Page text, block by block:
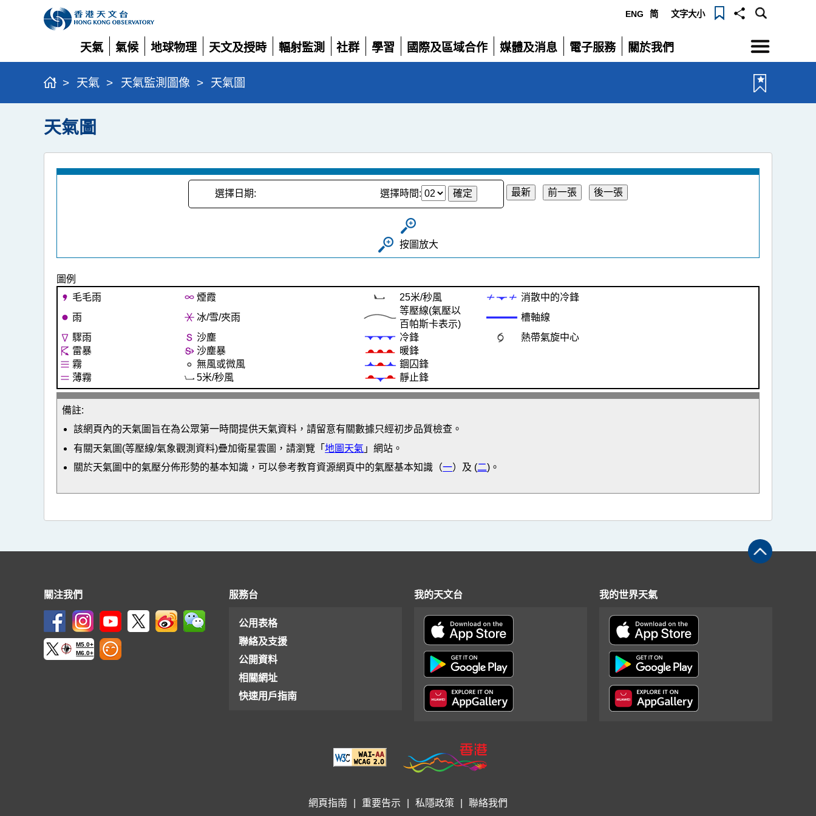
ENG 简 文字大小
天氣
展
開
氣候
展
開
地球物理
展
開
天文及授時
展
開
輻射監測
展
社群
展
學習
展
國際及區域合作
展
媒體及消息
展
電子服務
展
關於我們
展
選
單
> 天氣 > 天氣監測圖像 > 天氣圖
天氣圖
選擇日期: 選擇時間:
按圖放大
圖例
毛毛雨
煙霞 25米/秒風
消散中的冷鋒
雨
冰/雪/夾雨
等壓線(氣壓以
百帕斯卡表示)
槽軸線
驟雨
沙塵 冷鋒
熱帶氣旋中心
雷暴
沙塵暴
暖鋒
霧
無風或微風
錮囚鋒
薄霧
5米/秒風 靜止鋒
備註:
該網頁內的天氣圖旨在為公眾第一時間提供天氣資料，請留意有關數據只經初步品質檢查。
有關天氣圖(等壓線/氣象觀測資料)疊加衛星雲圖，請瀏覽「地圖天氣 」網站。
關於天氣圖中的氣壓分佈形勢的基本知識，可以參考教育資源網頁中的氣壓基本知識（一）及 (二)。
關注我們
M5.0+
M6.0+
服務台
公用表格
聯絡及支援
公開資料
相關網址
快速用戶指南
我的天文台 我的世界天氣
網頁指南 重要告示 私隱政策 聯絡我們